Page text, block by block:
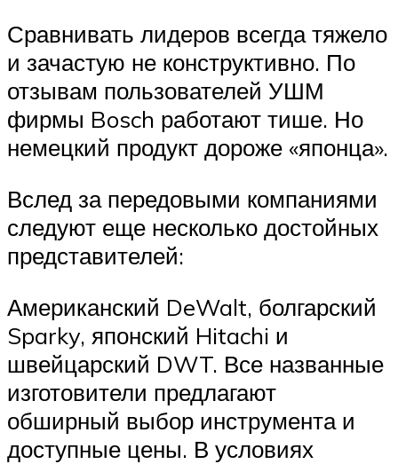
Сравнивать лидеров всегда тяжело
и зачастую не конструктивно. По
отзывам пользователей УШМ
фирмы Bosch работают тише. Но
немецкий продукт дороже «японца».
Вслед за передовыми компаниями
следуют еще несколько достойных
представителей:
Американский DeWalt, болгарский
Sparky, японский Hitachi и
швейцарский DWT. Все названные
изготовители предлагают
обширный выбор инструмента и
доступные цены. В условиях